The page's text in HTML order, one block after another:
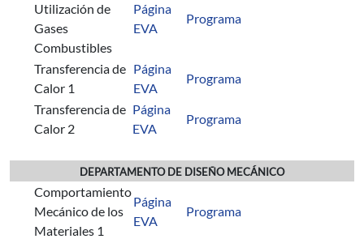
Utilización de
Gases
Combustibles
Página
EVA
Programa
Transferencia de
Calor 1
Página
EVA
Programa
Transferencia de
Calor 2
Página
EVA
Programa
DEPARTAMENTO DE DISEÑO MECÁNICO
Comportamiento
Mecánico de los
Materiales 1
Página
EVA
Programa